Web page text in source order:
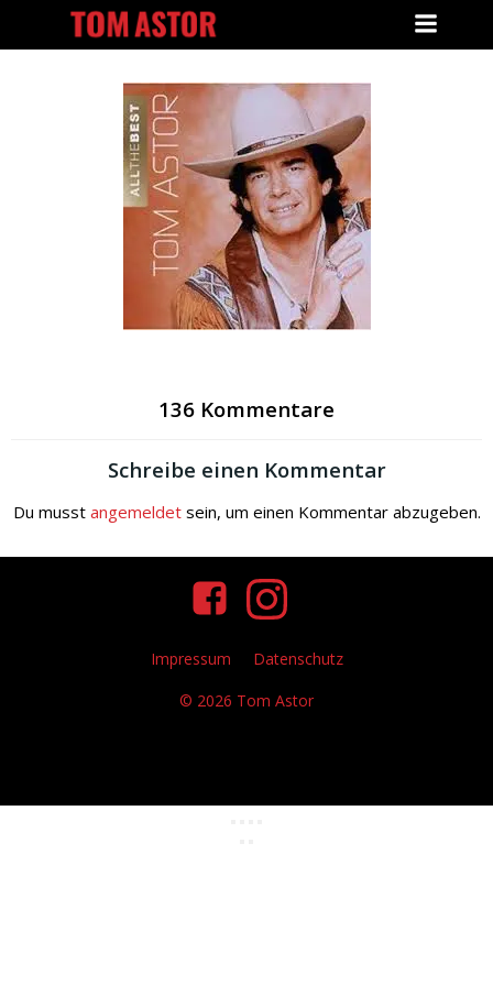
136 Kommentare
Schreibe einen Kommentar
Du musst angemeldetsein, um einen Kommentar abzugeben.
© 2026 Tom Astor
Impressum Datenschutz